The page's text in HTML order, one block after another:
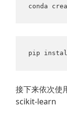
conda
pip install
接下来依次使
scikit-learn